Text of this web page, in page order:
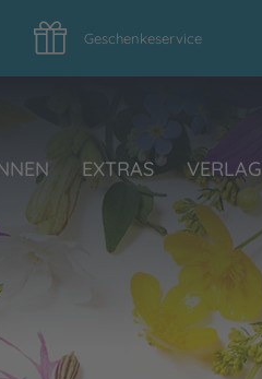
Geschenkeservice
EXTRAS VERLAG